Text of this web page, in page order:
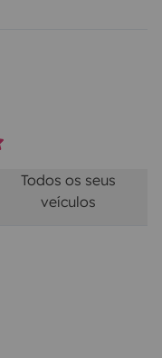
Todos os seus
veículos